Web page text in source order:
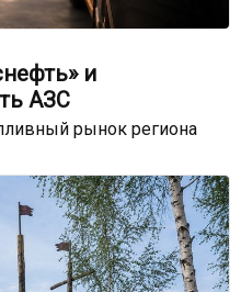
и
АЗС
рынок региона